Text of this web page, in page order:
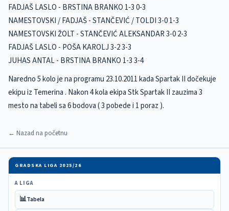
FADJAŠ LASLO - BRSTINA BRANKO 1-3 0-3
NAMESTOVSKI / FADJAŠ - STANČEVIĆ / TOLDI 3-0 1-3
NAMESTOVSKI ŽOLT - STANČEVIĆ ALEKSANDAR 3-0 2-3
FADJAŠ LASLO - POŠA KAROLJ 3-2 3-3
JUHAS ANTAL - BRSTINA BRANKO 1-3 3-4
Naredno 5 kolo je na programu 23.10.2011 kada Spartak II dočekuje
ekipu iz Temerina . Nakon 4 kola ekipa Stk Spartak II zauzima 3
mesto na tabeli sa 6 bodova ( 3 pobede i 1 poraz ).
← Nazad na početnu
GRADSKA LIGA 2025/26
A LIGA
📊Tabela